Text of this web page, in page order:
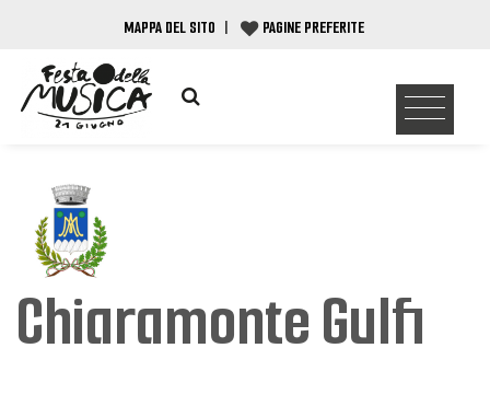
MAPPA DEL SITO | PAGINE PREFERITE
Chiaramonte Gulfi